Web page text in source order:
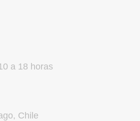
a 18 horas
Chile